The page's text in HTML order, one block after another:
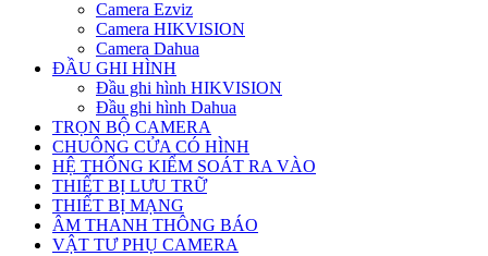
Camera Ezviz
Camera HIKVISION
Camera Dahua
ĐẦU GHI HÌNH
Đầu ghi hình HIKVISION
Đầu ghi hình Dahua
TRỌN BỘ CAMERA
CHUÔNG CỬA CÓ HÌNH
HỆ THỐNG KIỂM SOÁT RA VÀO
THIẾT BỊ LƯU TRỮ
THIẾT BỊ MẠNG
ÂM THANH THÔNG BÁO
VẬT TƯ PHỤ CAMERA